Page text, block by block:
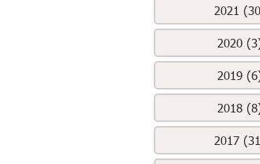
2021
2020
2019
2018
2017